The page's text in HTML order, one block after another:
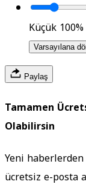
Küçük 100%
Varsayılana
Paylaş
Tamamen
Olabilirsin
Yeni
ücretsiz e-posta